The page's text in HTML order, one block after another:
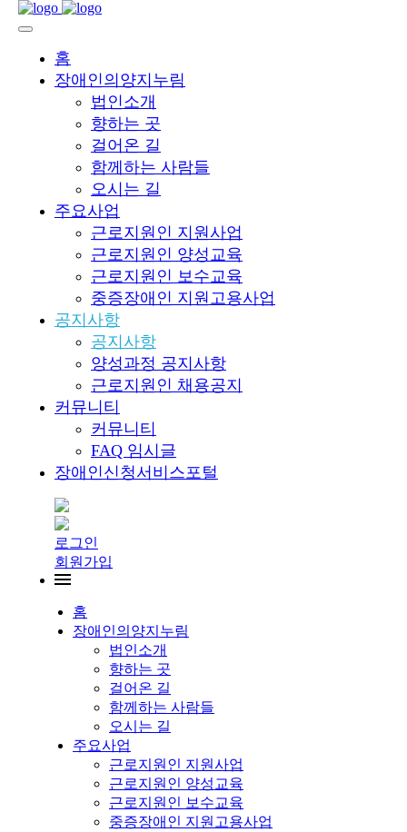
홈
장애인의양지누림
법인소개
향하는 곳
걸어온 길
함께하는 사람들
오시는 길
주요사업
근로지원인 지원사업
근로지원인 양성교육
근로지원인 보수교육
중증장애인 지원고용사업
공지사항
공지사항
양성과정 공지사항
근로지원인 채용공지
커뮤니티
커뮤니티
FAQ 임시글
장애인신청서비스포털
로그인
회원가입
홈
장애인의양지누림
법인소개
향하는 곳
걸어온 길
함께하는 사람들
오시는 길
주요사업
근로지원인 지원사업
근로지원인 양성교육
근로지원인 보수교육
중증장애인 지원고용사업